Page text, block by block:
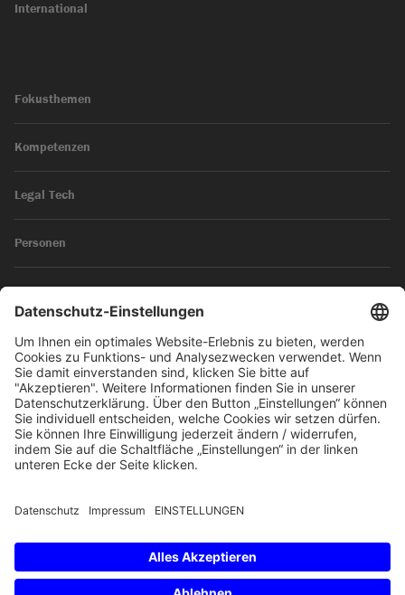
International
Fokusthemen
Kompetenzen
Legal Tech
Personen
News
Impressum
Datenschutz